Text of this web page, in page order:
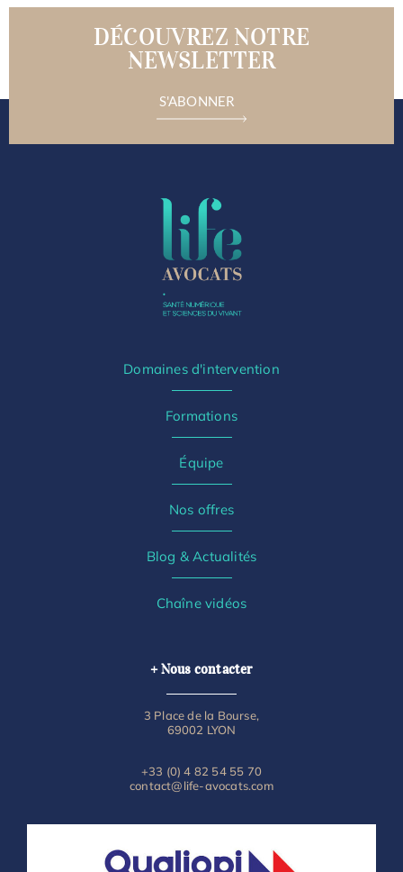
DÉCOUVREZ NOTRE
NEWSLETTER
S'ABONNER
Domaines d'intervention
Formations
Équipe
Nos offres
Blog & Actualités
Chaîne vidéos
+ Nous contacter
3 Place de la Bourse,
69002 LYON
+33 (0) 4 82 54 55 70
contact@life-avocats.com